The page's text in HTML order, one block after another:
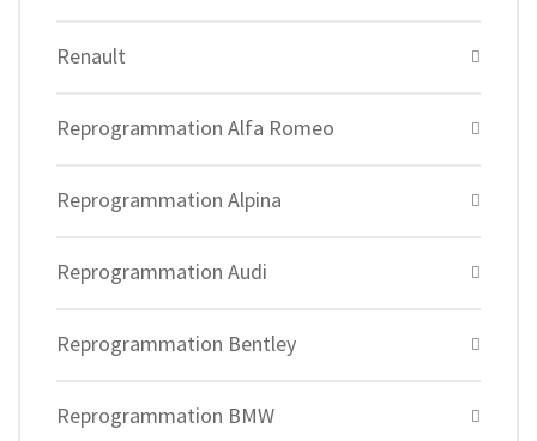
Renault
Reprogrammation Alfa Romeo
Reprogrammation Alpina
Reprogrammation Audi
Reprogrammation Bentley
Reprogrammation BMW